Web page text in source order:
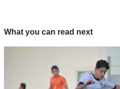
What you can read next